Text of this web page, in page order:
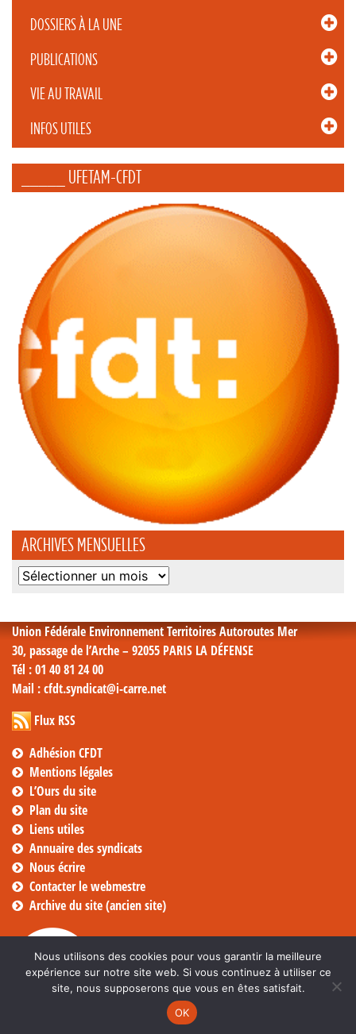
DOSSIERS À LA UNE
PUBLICATIONS
VIE AU TRAVAIL
INFOS UTILES
_____ UFETAM-CFDT
ARCHIVES MENSUELLES
Archives
Union Fédérale Environnement Territoires Autoroutes Mer
30, passage de l’Arche – 92055 PARIS LA DÉFENSE
Tél : 01 40 81 24 00
Mail : cfdt.syndicat@i-carre.net
Flux RSS
Adhésion CFDT
Mentions légales
L’Ours du site
Plan du site
Liens utiles
Annuaire des syndicats
Nous écrire
Contacter le webmestre
Archive du site (ancien site)
Nous utilisons des cookies pour vous garantir la meilleure
expérience sur notre site web. Si vous continuez à utiliser ce
site, nous supposerons que vous en êtes satisfait.
OK